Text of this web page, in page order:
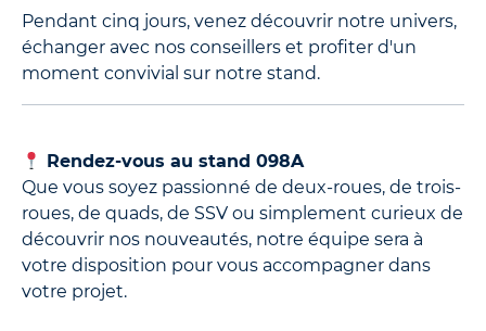
Pendant cinq jours, venez découvrir notre univers,
échanger avec nos conseillers et profiter d'un
moment convivial sur notre stand.
Rendez-vous au stand 098A
Que vous soyez passionné de deux-roues, de trois-
roues, de quads, de SSV ou simplement curieux de
découvrir nos nouveautés, notre équipe sera à
votre disposition pour vous accompagner dans
votre projet.